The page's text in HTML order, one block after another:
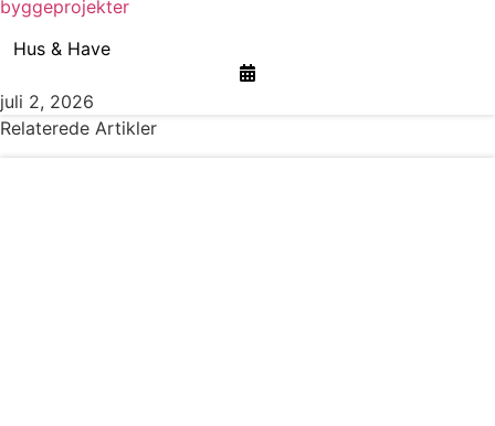
byggeprojekter
Hus & Have
juli 2, 2026
Relaterede Artikler